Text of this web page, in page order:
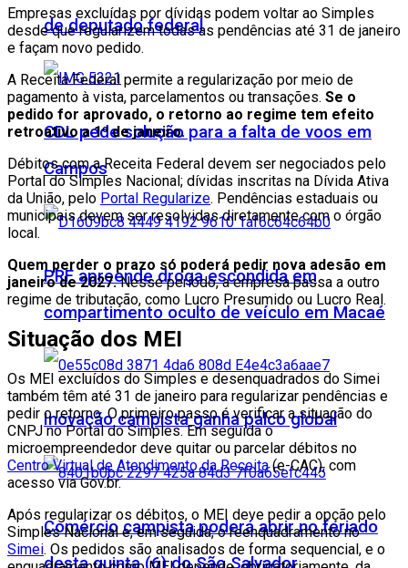
de deputado federal
CDL pede solução para a falta de voos em
Campos
PRF apreende droga escondida em
compartimento oculto de veículo em Macaé
Inovação campista ganha palco global
Comércio campista poderá abrir no feriado
desta quinta (6) do São Salvador
Empresas excluídas por dívidas podem voltar ao Simples
desde que regularizem todas as pendências até 31 de janeiro
e façam novo pedido.
A Receita Federal permite a regularização por meio de
pagamento à vista, parcelamentos ou transações. Se o
pedido for aprovado, o retorno ao regime tem efeito
retroativo a 1º de janeiro.
Débitos com a Receita Federal devem ser negociados pelo
Portal do Simples Nacional; dívidas inscritas na Dívida Ativa
da União, pelo Portal Regularize. Pendências estaduais ou
municipais devem ser resolvidas diretamente com o órgão
local.
Quem perder o prazo só poderá pedir nova adesão em
janeiro de 2027.Nesse período, a empresa passa a outro
regime de tributação, como Lucro Presumido ou Lucro Real.
Situação dos MEI
Os MEI excluídos do Simples e desenquadrados do Simei
também têm até 31 de janeiro para regularizar pendências e
pedir o retorno. O primeiro passo é verificar a situação do
CNPJ no Portal do Simples. Em seguida o
microempreendedor deve quitar ou parcelar débitos no
Centro Virtual de Atendimento da Receita(e-CAC), com
acesso via Gov.br.
Após regularizar os débitos, o MEI deve pedir a opção pelo
Simples Nacional e, em seguida, o reenquadramento no
Simei. Os pedidos são analisados de forma sequencial, e o